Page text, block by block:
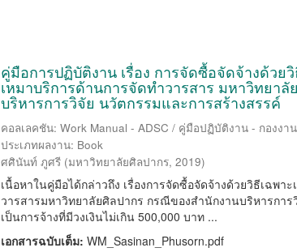
คู่มือการปฏิบัติงาน เรื่อง การจัดซื้อจัดจ้างด้วย
เหมาบริการด้านการจัดทำวารสาร มหาวิทยา
บริหารการวิจัย นวัตกรรมและการสร้างสรรค์
คอลเลคชัน: Work Manual - ADSC / คู่มือปฏิบัติงาน - กองงา
ประเภทผลงาน: Book
ศศินันท์ ภูศรี (มหาวิทยาลัยศิลปากร, 2019)
เนื้อหาในคู่มือได้กล่าวถึง เรื่องการจัดซื้อจัดจ้างด้วยวิธีเฉพา
วารสารมหาวิทยาลัยศิลปากร กรณีของสำนักงานบริหารกา
เป็นการจ้างที่มีวงเงินไม่เกิน 500,000 บาท ...
เอกสารฉบับเต็ม: WM_Sasinan_Phusorn.pdf